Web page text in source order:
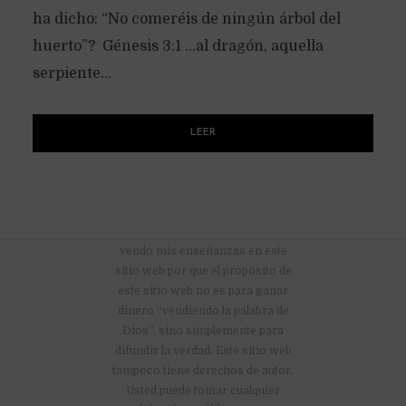
ha dicho: “No comeréis de ningún árbol del
huerto”? Génesis 3:1 …al dragón, aquella
serpiente...
LEER
vendo mis enseñanzas en este
sitio web por que el propósito de
este sitio web no es para ganar
dinero “vendiendo la palabra de
Dios”, sino simplemente para
difundir la verdad. Este sitio web
tampoco tiene derechos de autor.
Usted puede tomar cualquier